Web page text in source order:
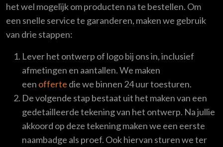
het wel mogelijk om producten na te bestellen. Om
een snelle service te garanderen, maken we gebruik
van drie stappen:
Lever het ontwerp of logo bij ons in, inclusief
afmetingen en aantallen. We maken
een offerte die we binnen 24 uur toesturen.
De volgende stap bestaat uit het maken van een
gedetailleerde tekening van het ontwerp. Na jullie
akkoord op deze tekening maken we een eerste
naambadge als proef. Ook hiervan sturen we ter